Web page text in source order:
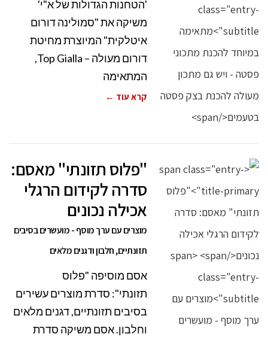
'הטחנות הגדולות של א"י'
משיקה את "סמולינה דורום
איטלקית" המיוצרת מחיטת
דורום מעולה – Top Gialla,
המתאימה
קרא עוד ←
"פלוס תזונתי" מאסם:
סדרה לקידום הרגלי
אכילה נכונים
מוצרים עם ערך מוסף - מועשרים בסיבים
תזונתיים, חלבון ודגנים מלאים
אסם מוסיפה "פלוס
תזונתי": סדרת מוצרים עשירים
בסיבים תזונתיים, דגנים מלאים
וחלבון. אסם משיקה סדרת